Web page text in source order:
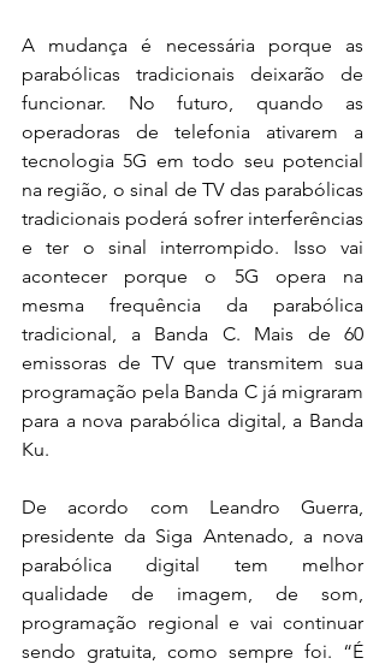
A mudança é necessária porque as
parabólicas tradicionais deixarão de
funcionar. No futuro, quando as
operadoras de telefonia ativarem a
tecnologia 5G em todo seu potencial
na região, o sinal de TV das parabólicas
tradicionais poderá sofrer interferências
e ter o sinal interrompido. Isso vai
acontecer porque o 5G opera na
mesma frequência da parabólica
tradicional, a Banda C. Mais de 60
emissoras de TV que transmitem sua
programação pela Banda C já migraram
para a nova parabólica digital, a Banda
Ku.
De acordo com Leandro Guerra,
presidente da Siga Antenado, a nova
parabólica digital tem melhor
qualidade de imagem, de som,
programação regional e vai continuar
sendo gratuita, como sempre foi. “É